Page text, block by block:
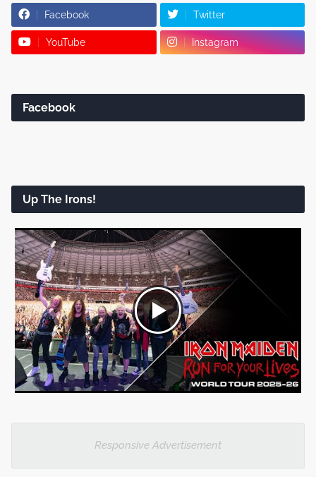
Facebook Twitter
YouTube Instagram
Facebook
Up The Irons!
Responsive Advertisement